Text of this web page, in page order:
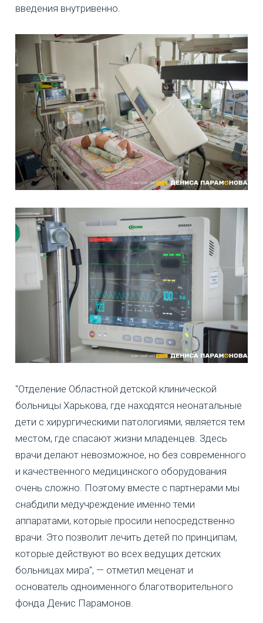
введения внутривенно.
"Отделение Областной детской клинической
больницы Харькова, где находятся неонатальные
дети с хирургическими патологиями, является тем
местом, где спасают жизни младенцев. Здесь
врачи делают невозможное, но без современного
и качественного медицинского оборудования
очень сложно. Поэтому вместе с партнерами мы
снабдили медучреждение именно теми
аппаратами, которые просили непосредственно
врачи. Это позволит лечить детей по принципам,
которые действуют во всех ведущих детских
больницах мира", — отметил меценат и
основатель одноименного благотворительного
фонда Денис Парамонов.